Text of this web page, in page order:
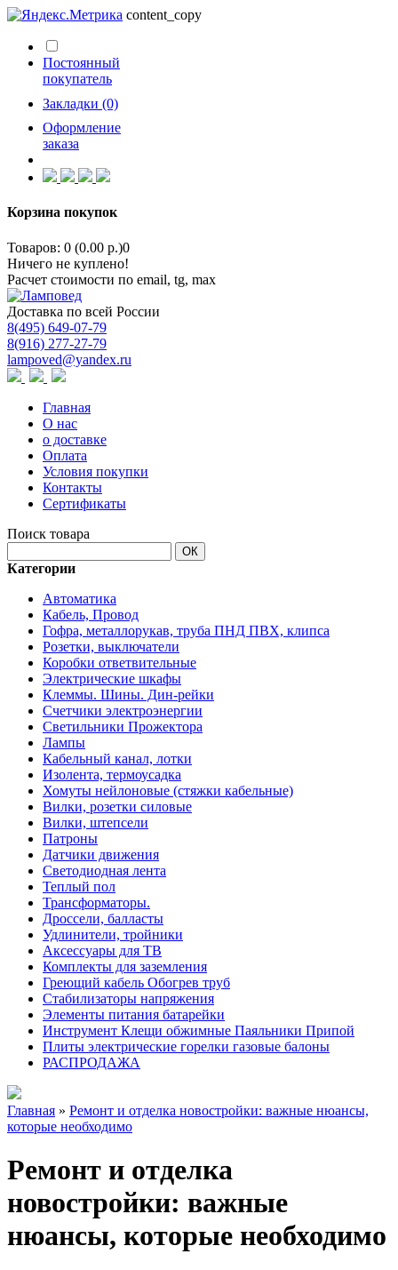
content_copy
Постоянный
покупатель
Закладки (0)
Оформление
заказа
Корзина покупок
Товаров: 0 (0.00 р.)0
Ничего не куплено!
Расчет стоимости по email, tg, max
Доставка по всей России
8(495) 649-07-79
8(916) 277-27-79
lampoved@yandex.ru
Главная
О нас
о доставке
Оплата
Условия покупки
Контакты
Сертификаты
Поиск товара
ОК
Категории
Автоматика
Кабель, Провод
Гофра, металлорукав, труба ПНД ПВХ, клипса
Розетки, выключатели
Коробки ответвительные
Электрические шкафы
Клеммы. Шины. Дин-рейки
Счетчики электроэнергии
Светильники Прожектора
Лампы
Кабельный канал, лотки
Изолента, термоусадка
Хомуты нейлоновые (стяжки кабельные)
Вилки, розетки силовые
Вилки, штепсели
Патроны
Датчики движения
Светодиодная лента
Теплый пол
Трансформаторы.
Дроссели, балласты
Удлинители, тройники
Аксессуары для ТВ
Комплекты для заземления
Греющий кабель Обогрев труб
Стабилизаторы напряжения
Элементы питания батарейки
Инструмент Клещи обжимные Паяльники Припой
Плиты электрические горелки газовые балоны
РАСПРОДАЖА
Главная » Ремонт и отделка новостройки: важные нюансы,
которые необходимо
Ремонт и отделка
новостройки: важные
нюансы, которые необходимо